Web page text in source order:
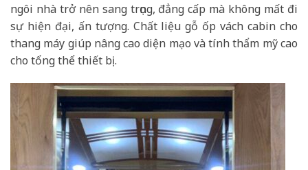
ngôi nhà trở nên sang trọng, đẳng cấp mà không mất đi
sự hiện đại, ấn tượng. Chất liệu gỗ ốp vách cabin cho
thang máy giúp nâng cao diện mạo và tính thẩm mỹ cao
cho tổng thể thiết bị.